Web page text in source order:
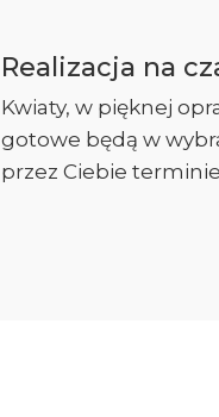
Realizacja na
Kwiaty, w pięknej
gotowe będą w
przez Ciebie